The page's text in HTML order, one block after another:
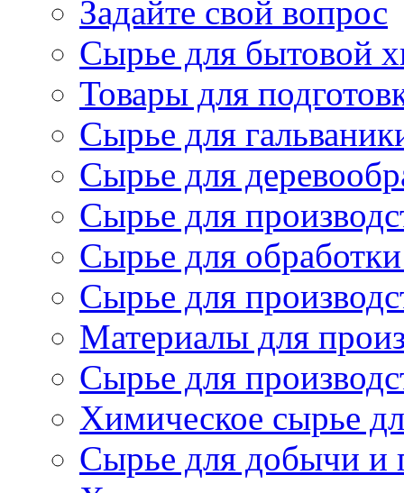
Задайте свой вопрос
Сырье для бытовой
Товары для
Сырье для
Сырье для
Сырье для
Сырье для
Сырье для
Материалы для
Сырье для
Химическое сырье
Сырье для добычи и